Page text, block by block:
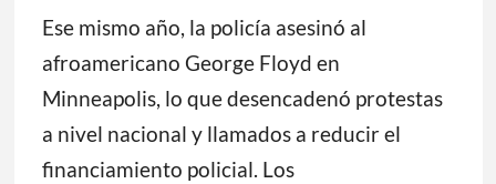
Ese mismo año, la policía asesinó al
afroamericano George Floyd en
Minneapolis, lo que desencadenó protestas
a nivel nacional y llamados a reducir el
financiamiento policial. Los